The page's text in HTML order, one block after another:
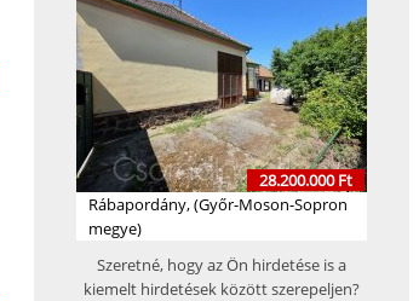
28.200.000 Ft
Rábapordány, (Győr-Moson-Sopron
megye)
Szeretné, hogy az Ön hirdetése is a
kiemelt hirdetések között szerepeljen?